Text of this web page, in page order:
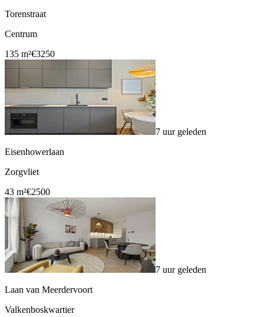
Torenstraat
Centrum
135 m²€3250
7 uur geleden
Eisenhowerlaan
Zorgvliet
43 m²€2500
7 uur geleden
Laan van Meerdervoort
Valkenboskwartier